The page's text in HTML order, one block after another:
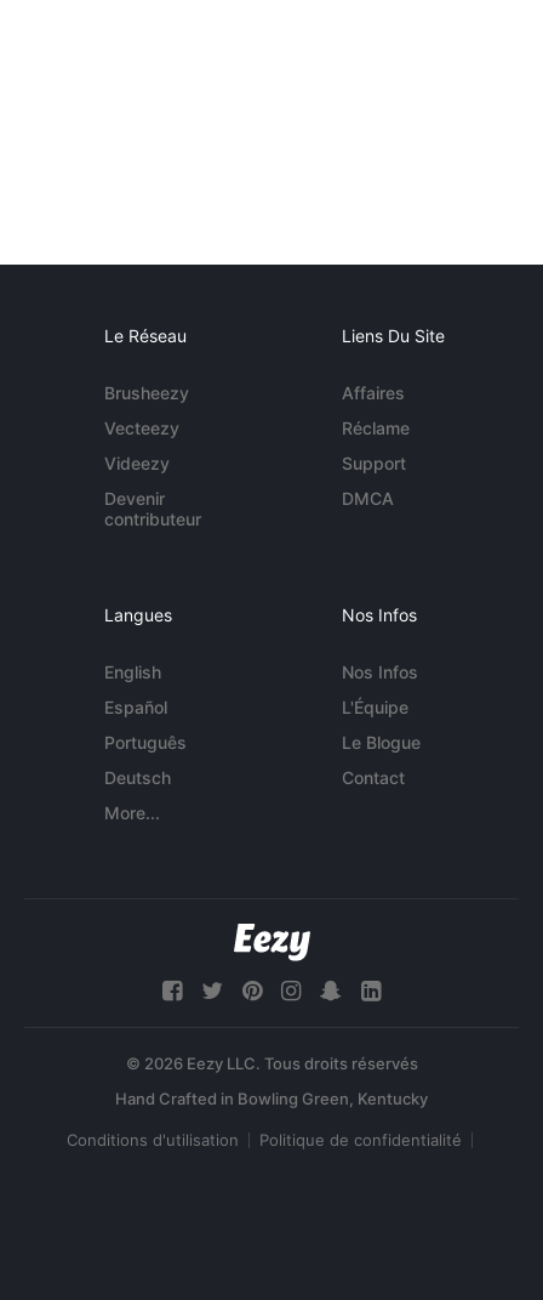
Le Réseau
Brusheezy
Vecteezy
Videezy
Devenir
contributeur
Liens Du Site
Affaires
Réclame
Support
DMCA
Langues
English
Español
Português
Deutsch
More...
Nos Infos
Nos Infos
L'Équipe
Le Blogue
Contact
© 2026 Eezy LLC. Tous droits réservés
Conditions d'utilisation Politique de confidentialité